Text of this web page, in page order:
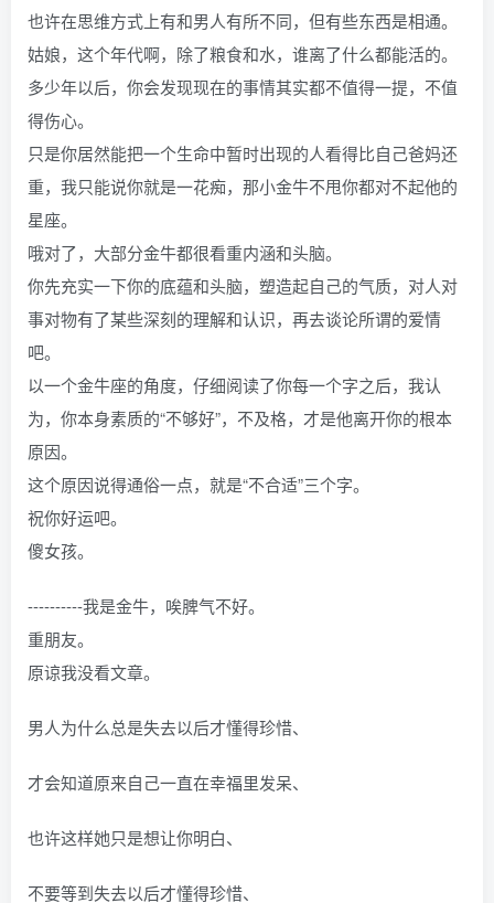
也许在思维方式上有和男人有所不同，但有些东西是相通。
姑娘，这个年代啊，除了粮食和水，谁离了什么都能活的。
多少年以后，你会发现现在的事情其实都不值得一提，不值
得伤心。
只是你居然能把一个生命中暂时出现的人看得比自己爸妈还
重，我只能说你就是一花痴，那小金牛不甩你都对不起他的
星座。
哦对了，大部分金牛都很看重内涵和头脑。
你先充实一下你的底蕴和头脑，塑造起自己的气质，对人对
事对物有了某些深刻的理解和认识，再去谈论所谓的爱情
吧。
以一个金牛座的角度，仔细阅读了你每一个字之后，我认
为，你本身素质的“不够好”，不及格，才是他离开你的根本
原因。
这个原因说得通俗一点，就是“不合适”三个字。
祝你好运吧。
傻女孩。
----------我是金牛，唉脾气不好。
重朋友。
原谅我没看文章。
男人为什么总是失去以后才懂得珍惜、
才会知道原来自己一直在幸福里发呆、
也许这样她只是想让你明白、
不要等到失去以后才懂得珍惜、